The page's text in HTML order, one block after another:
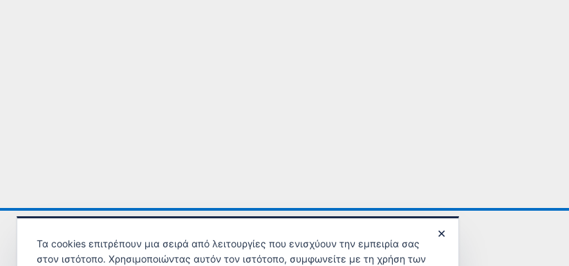
✕
Τα cookies επιτρέπουν μια σειρά από λειτουργίες που ενισχύουν την εμπειρία σας
στον ιστότοπο. Χρησιμοποιώντας αυτόν τον ιστότοπο, συμφωνείτε με τη χρήση των